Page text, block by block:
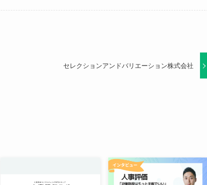
セレクションアンドバリエーション株式会社